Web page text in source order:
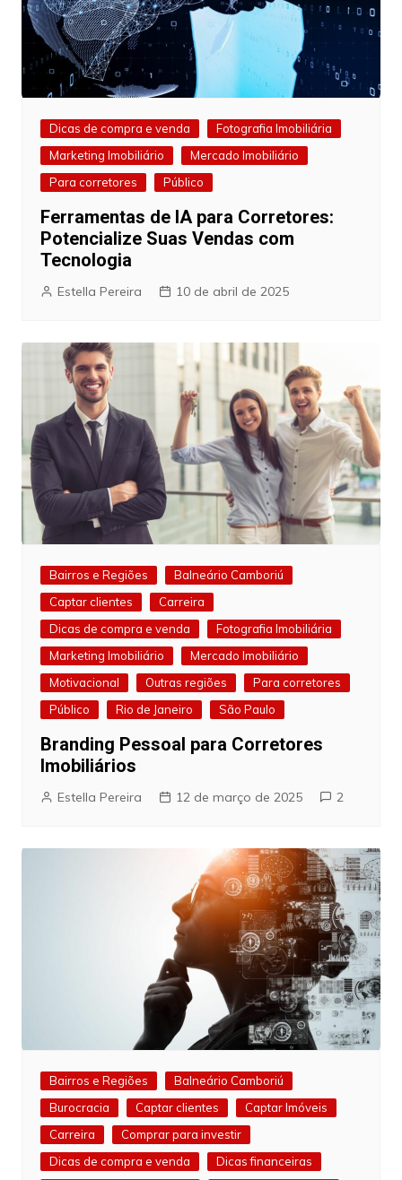
Dicas de compra e venda
Fotografia Imobiliária
Marketing Imobiliário
Mercado Imobiliário
Para corretores
Público
Ferramentas de IA para Corretores:
Potencialize Suas Vendas com
Tecnologia
Estella Pereira 10 de abril de 2025
Bairros e Regiões
Balneário Camboriú
Captar clientes
Carreira
Dicas de compra e venda
Fotografia Imobiliária
Marketing Imobiliário
Mercado Imobiliário
Motivacional
Outras regiões
Para corretores
Público
Rio de Janeiro São Paulo
Branding Pessoal para Corretores
Imobiliários
Estella Pereira 12 de março de 2025 2
Bairros e Regiões
Balneário Camboriú
Burocracia
Captar clientes
Captar Imóveis
Carreira
Comprar para investir
Dicas de compra e venda
Dicas financeiras